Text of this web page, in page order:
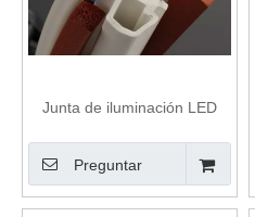
Junta de iluminación LED
Preguntar